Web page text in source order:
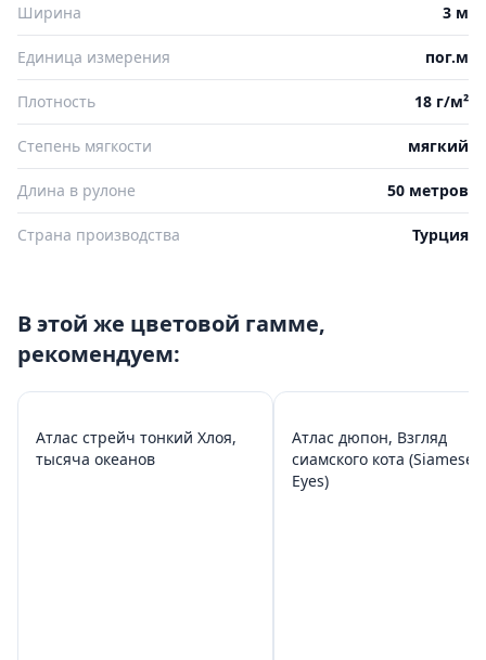
Ширина 3 м
Единица измерения пог.м
Плотность 18 г/м²
Степень мягкости мягкий
Длина в рулоне 50 метров
Страна производства Турция
В этой же цветовой гамме,
рекомендуем:
Атлас стрейч тонкий Хлоя,
тысяча океанов
Атлас дюпон, Взгляд
сиамского кота (Siamese
Eyes)